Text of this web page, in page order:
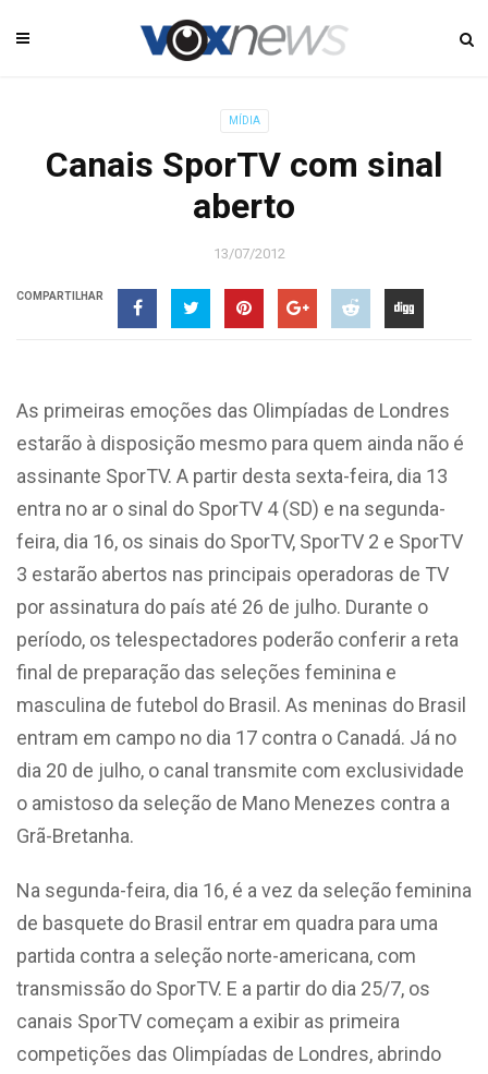
MÍDIA
Canais SporTV com sinal
aberto
13/07/2012
COMPARTILHAR
As primeiras emoções das Olimpíadas de Londres
estarão à disposição mesmo para quem ainda não é
assinante SporTV. A partir desta sexta-feira, dia 13
entra no ar o sinal do SporTV 4 (SD) e na segunda-
feira, dia 16, os sinais do SporTV, SporTV 2 e SporTV
3 estarão abertos nas principais operadoras de TV
por assinatura do país até 26 de julho. Durante o
período, os telespectadores poderão conferir a reta
final de preparação das seleções feminina e
masculina de futebol do Brasil. As meninas do Brasil
entram em campo no dia 17 contra o Canadá. Já no
dia 20 de julho, o canal transmite com exclusividade
o amistoso da seleção de Mano Menezes contra a
Grã-Bretanha.
Na segunda-feira, dia 16, é a vez da seleção feminina
de basquete do Brasil entrar em quadra para uma
partida contra a seleção norte-americana, com
transmissão do SporTV. E a partir do dia 25/7, os
canais SporTV começam a exibir as primeira
competições das Olimpíadas de Londres, abrindo